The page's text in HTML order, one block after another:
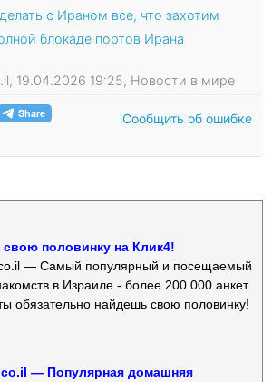
с Ираном все, что захотим
блокаде портов Ирана
19.04.2026 19:25, Новости в мире
Сообщить об ошибке
половинку на Клик4!
— Самый популярный и посещаемый
в Израиле - более 200 000 анкет.
обязательно найдешь свою половинку!
— Популярная домашняя